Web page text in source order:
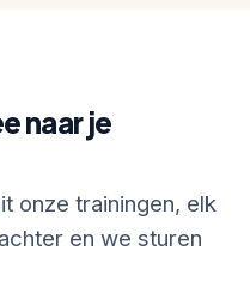
naar je
onze trainingen, elk
en we sturen